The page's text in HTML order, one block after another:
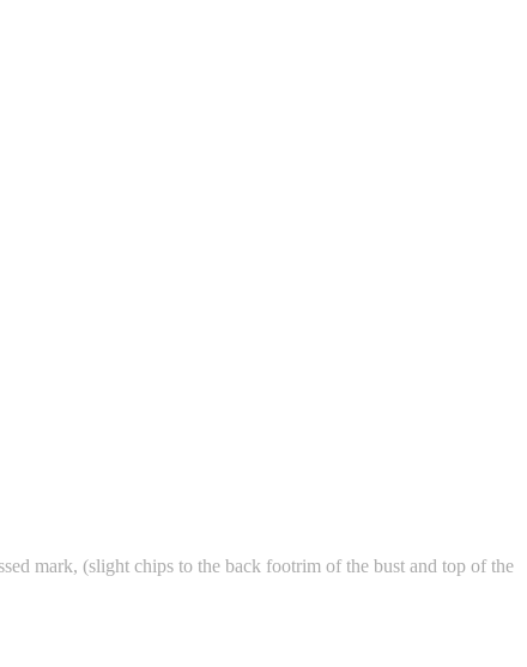
mark, (slight chips to the back footrim of the bust and top of the